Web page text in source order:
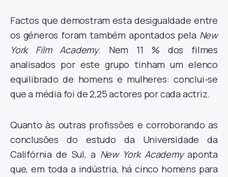
Factos que demostram esta desigualdade entre
os géneros foram também apontados pela New
York Film Academy. Nem 11 % dos filmes
analisados por este grupo tinham um elenco
equilibrado de homens e mulheres: conclui-se
que a média foi de 2,25 actores por cada actriz.
Quanto às outras profissões e corroborando as
conclusões do estudo da Universidade da
Califórnia de Sul, a New York Academyaponta
que, em toda a indústria, há cinco homens para